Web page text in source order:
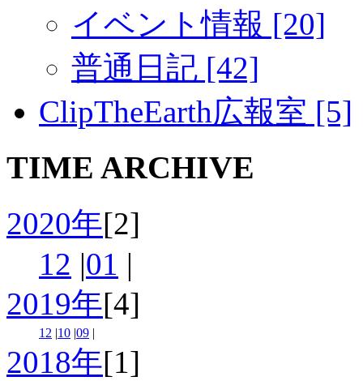
イベント情報 [20]
普通日記 [42]
ClipTheEarth広報室 [5]
TIME ARCHIVE
2020年[2]
12 |01 |
2019年[4]
12 |10 |09 |
2018年[1]